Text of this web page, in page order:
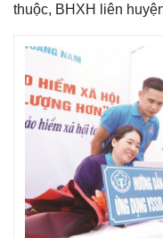
thuộc, BHXH liên